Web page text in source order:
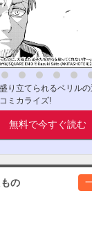
り立てられるベリル
ミカライズ!
無料で今すぐ読む
の